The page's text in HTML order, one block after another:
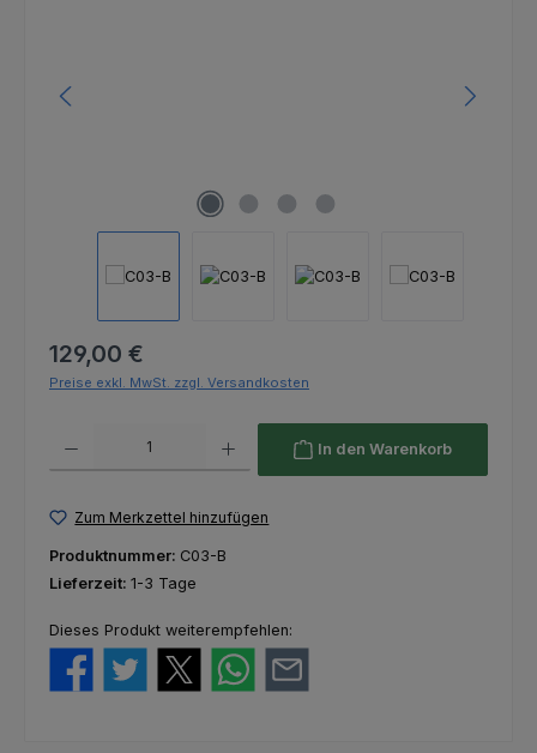
Regulärer Preis:
129,00 €
Preise exkl. MwSt. zzgl. Versandkosten
In den Warenkorb
Zum Merkzettel hinzufügen
Produktnummer: C03-B
Lieferzeit: 1-3 Tage
Dieses Produkt weiterempfehlen: